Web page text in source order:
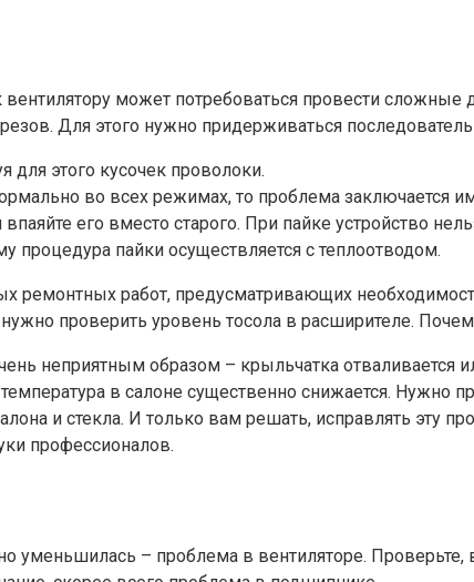
может потребоваться провести
Для этого нужно придерживаться
для этого кусочек проволоки.
во всех режимах, то проблема заключается
его вместо старого. При пайке устройство
процедура пайки осуществляется с теплоотводом.
ремонтных работ, предусматривающих
проверить уровень тосола в расширителе.
неприятным образом – крыльчатка отваливается
в салоне существенно снижается. Нужно
и стекла. И только вам решать, исправлять эту
профессионалов.
уменьшилась – проблема в вентиляторе. Проверьте,